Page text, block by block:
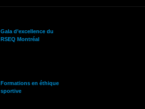
Gala d’excellence du
RSEQ Montréal
Formations en éthique
sportive